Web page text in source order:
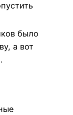
было
а вот